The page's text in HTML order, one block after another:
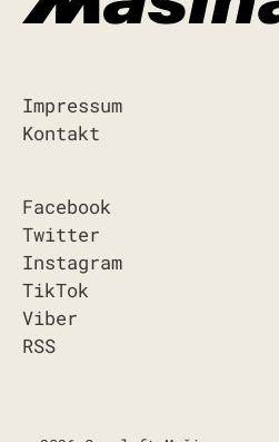
Impressum
Kontakt
Facebook
Twitter
Instagram
TikTok
Viber
RSS